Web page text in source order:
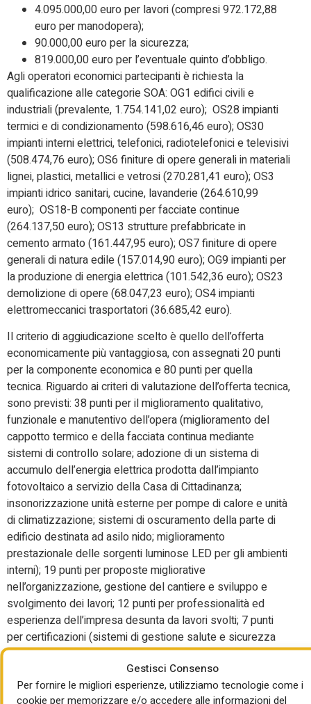
Gestisci Consenso
Per fornire le migliori esperienze, utilizziamo tecnologie come i
cookie per memorizzare e/o accedere alle informazioni del
4.095.000,00 euro per lavori (compresi 972.172,88
euro per manodopera);
90.000,00 euro per la sicurezza;
819.000,00 euro per l’eventuale quinto d’obbligo.
Agli operatori economici partecipanti è richiesta la
qualificazione alle categorie SOA: OG1 edifici civili e
industriali (prevalente, 1.754.141,02 euro); OS28 impianti
termici e di condizionamento (598.616,46 euro); OS30
impianti interni elettrici, telefonici, radiotelefonici e televisivi
(508.474,76 euro); OS6 finiture di opere generali in materiali
lignei, plastici, metallici e vetrosi (270.281,41 euro); OS3
impianti idrico sanitari, cucine, lavanderie (264.610,99
euro); OS18-B componenti per facciate continue
(264.137,50 euro); OS13 strutture prefabbricate in
cemento armato (161.447,95 euro); OS7 finiture di opere
generali di natura edile (157.014,90 euro); OG9 impianti per
la produzione di energia elettrica (101.542,36 euro); OS23
demolizione di opere (68.047,23 euro); OS4 impianti
elettromeccanici trasportatori (36.685,42 euro).
Il criterio di aggiudicazione scelto è quello dell’offerta
economicamente più vantaggiosa, con assegnati 20 punti
per la componente economica e 80 punti per quella
tecnica. Riguardo ai criteri di valutazione dell’offerta tecnica,
sono previsti: 38 punti per il miglioramento qualitativo,
funzionale e manutentivo dell’opera (miglioramento del
cappotto termico e della facciata continua mediante
sistemi di controllo solare; adozione di un sistema di
accumulo dell’energia elettrica prodotta dall’impianto
fotovoltaico a servizio della Casa di Cittadinanza;
insonorizzazione unità esterne per pompe di calore e unità
di climatizzazione; sistemi di oscuramento della parte di
edificio destinata ad asilo nido; miglioramento
prestazionale delle sorgenti luminose LED per gli ambienti
interni); 19 punti per proposte migliorative
nell’organizzazione, gestione del cantiere e sviluppo e
svolgimento dei lavori; 12 punti per professionalità ed
esperienza dell’impresa desunta da lavori svolti; 7 punti
per certificazioni (sistemi di gestione salute e sicurezza
sul lavoro e ambientale e parità di genere); 4 punti per il
piano di management della commessa.
Per l’esecuzione dei lavori è previsto un tempo